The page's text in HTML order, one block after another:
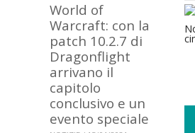
World of
Warcraft: con la
patch 10.2.7 di
Dragonflight
arrivano il
capitolo
conclusivo e un
evento speciale